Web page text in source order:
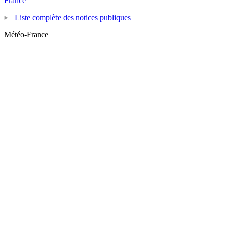
Liste complète des notices publiques
Météo-France